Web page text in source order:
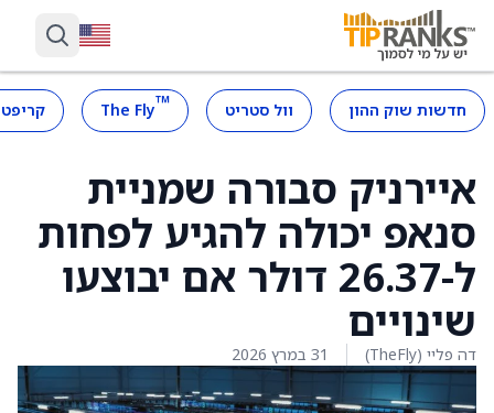
חדשות שוק ההון וול סטריט ™
The Fly
איירניק סבורה שמניית
סנאפ יכולה להגיע לפחות
ל-26.37 דולר אם יבוצעו
שינויים
דה פליי (TheFly) 31 במרץ 2026